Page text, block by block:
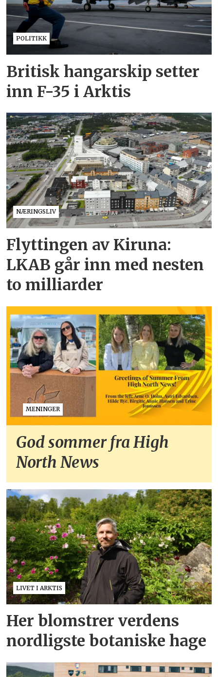
POLITIKK
Britisk hangarskip setter
inn F-35 i Arktis
NÆRINGSLIV
Flyttingen av Kiruna:
LKAB går inn med nesten
to milliarder
MENINGER
God sommer fra High
North News
LIVET I ARKTIS
Her blomstrer verdens
nordligste botaniske hage